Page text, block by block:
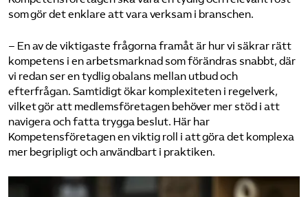
som gör det enklare att vara verksam i branschen.
– En av de viktigaste frågorna framåt är hur vi säkrar rätt
kompetens i en arbetsmarknad som förändras snabbt, där
vi redan ser en tydlig obalans mellan utbud och
efterfrågan. Samtidigt ökar komplexiteten i regelverk,
vilket gör att medlemsföretagen behöver mer stöd i att
navigera och fatta trygga beslut. Här har
Kompetensföretagen en viktig roll i att göra det komplexa
mer begripligt och användbart i praktiken.